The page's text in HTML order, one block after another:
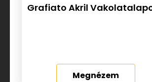
Grafiato Akril
Megnézem